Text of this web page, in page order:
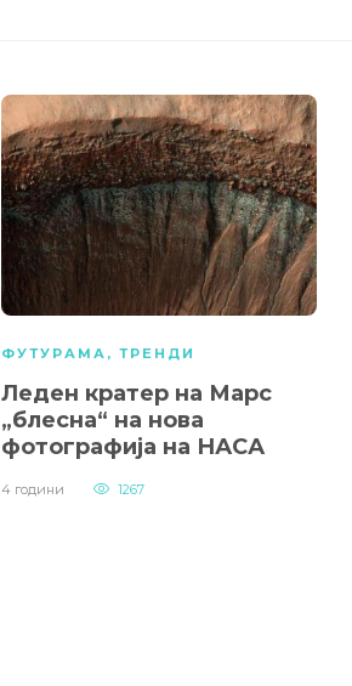
ФУТУРАМА , ТРЕНДИ
Леден кратер на Марс
„блесна“ на нова
фотографија на НАСА
4 години 1267